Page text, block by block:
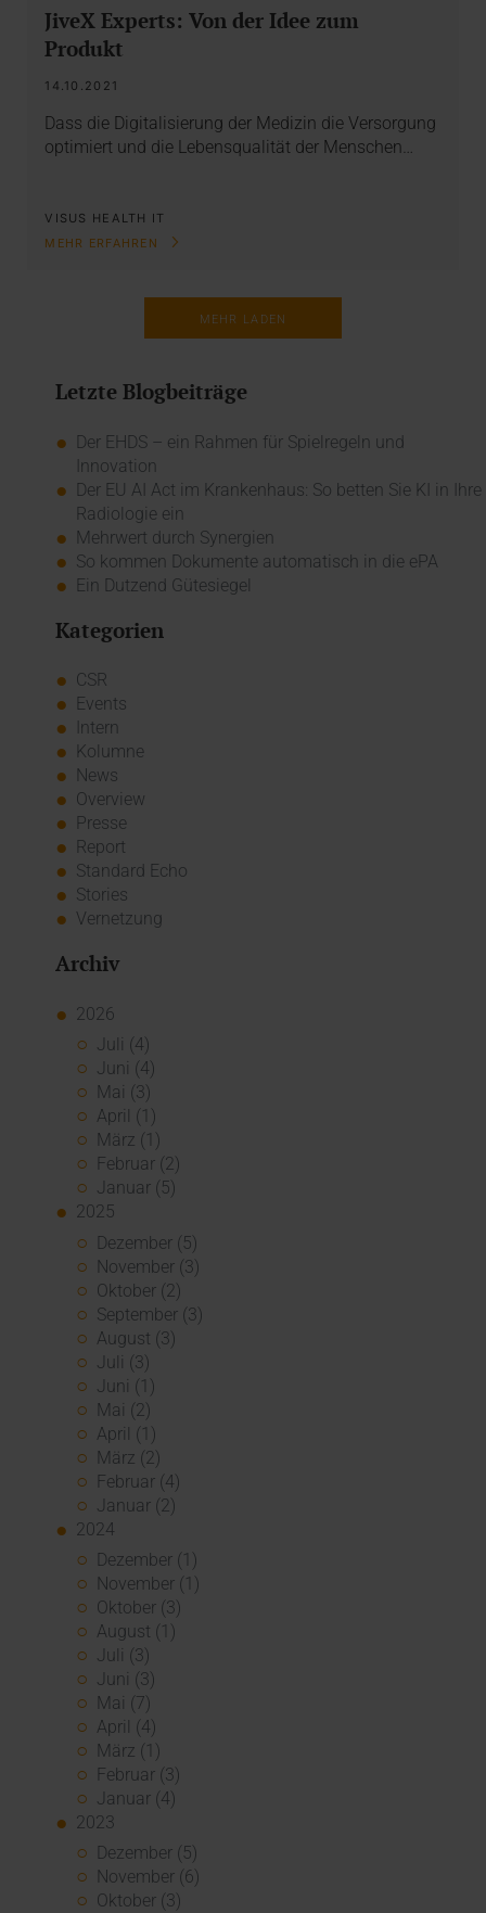
JiveX Experts: Von der Idee zum
Produkt
14.10.2021
Dass die Digitalisierung der Medizin die Versorgung
optimiert und die Lebensqualität der Menschen…
VISUS HEALTH IT
MEHR ERFAHREN
MEHR LADEN
Letzte Blogbeiträge
Der EHDS – ein Rahmen für Spielregeln und
Innovation
Der EU AI Act im Krankenhaus: So betten Sie KI in Ihre
Radiologie ein
Mehrwert durch Synergien
So kommen Dokumente automatisch in die ePA
Ein Dutzend Gütesiegel
Kategorien
CSR
Events
Intern
Kolumne
News
Overview
Presse
Report
Standard Echo
Stories
Vernetzung
Archiv
2026
Juli (4)
Juni (4)
Mai (3)
April (1)
März (1)
Februar (2)
Januar (5)
2025
Dezember (5)
November (3)
Oktober (2)
September (3)
August (3)
Juli (3)
Juni (1)
Mai (2)
April (1)
März (2)
Februar (4)
Januar (2)
2024
Dezember (1)
November (1)
Oktober (3)
August (1)
Juli (3)
Juni (3)
Mai (7)
April (4)
März (1)
Februar (3)
Januar (4)
2023
Dezember (5)
November (6)
Oktober (3)